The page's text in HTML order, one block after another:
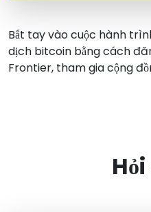
Bắt tay vào cuộc hành
dịch bitcoin bằng cách
Frontier, tham gia cộng